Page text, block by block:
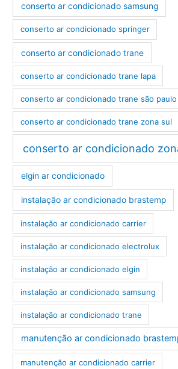
conserto ar condicionado samsung
conserto ar condicionado springer
conserto ar condicionado trane
conserto ar condicionado trane lapa
conserto ar condicionado trane são paulo
conserto ar condicionado trane zona sul
conserto ar condicionado
elgin ar condicionado
instalação ar condicionado brastemp
instalação ar condicionado carrier
instalação ar condicionado electrolux
instalação ar condicionado elgin
instalação ar condicionado samsung
instalação ar condicionado trane
manutenção ar condicionado
manutenção ar condicionado carrier